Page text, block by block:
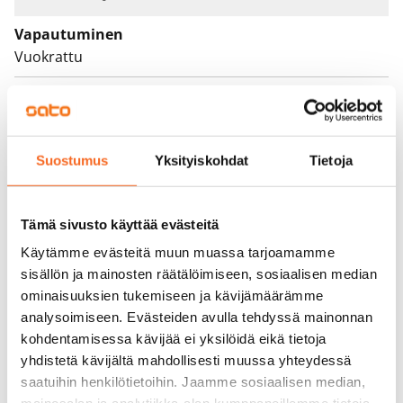
Suostumus Yksityiskohdat Tietoja
Tämä sivusto käyttää evästeitä
Käytämme evästeitä muun muassa tarjoamamme
sisällön ja mainosten räätälöimiseen, sosiaalisen median
ominaisuuksien tukemiseen ja kävijämäärämme
analysoimiseen. Evästeiden avulla tehdyssä mainonnan
kohdentamisessa kävijää ei yksilöidä eikä tietoja
yhdistetä kävijältä mahdollisesti muussa yhteydessä
saatuihin henkilötietoihin. Jaamme sosiaalisen median,
Vapautuminen
Vuokrattu
Vuokra
Vuokravakuus
0 €, (yrityksille min. 1 kk vuokra)
Kotivakuutus
Pakollinen, ei sisälly vuokraan
Vesimaksu
Kulutuksen mukaan
Sähkömaksu